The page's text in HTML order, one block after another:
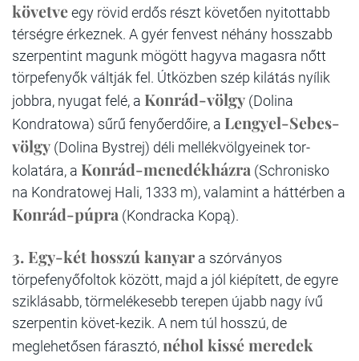
követveegy rövid erdős részt követően nyitottabb
térségre érkeznek. A gyér fenvest néhány hosszabb
szerpentint magunk mögött hagyva magasra nőtt
törpefenyők váltják fel. Útközben szép kilátás nyílik
jobbra, nyugat felé, a Konrád-völgy (Dolina
Kondratowa) sűrű fenyőerdőire, a Lengyel-Sebes-
völgy (Dolina Bystrej) déli mellékvölgyeinek tor-
kolatára, a Konrád-menedékházra (Schronisko
na Kondratowej Hali, 1333 m), valamint a háttérben a
Konrád-púpra (Kondracka Kopą).
3. Egy-két hosszú kanyar a szórványos
törpefenyőfoltok között, majd a jól kiépített, de egyre
sziklásabb, törmelékesebb terepen újabb nagy ívű
szerpentin követ-kezik. A nem túl hosszú, de
meglehetősen fárasztó,néhol kissé meredek